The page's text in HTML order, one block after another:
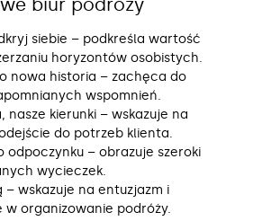
biur podróży
siebie – podkreśla wartość
horyzontów osobistych.
nowa historia – zachęca do
wspomnień.
nasze kierunki – wskazuje na
do potrzeb klienta.
odpoczynku – obrazuje szeroki
wycieczek.
– wskazuje na entuzjazm i
w organizowanie podróży.